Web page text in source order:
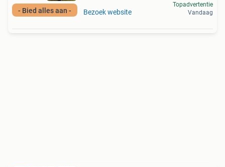
- Bied alles aan - Bezoek website
Topadvertentie
Vandaag